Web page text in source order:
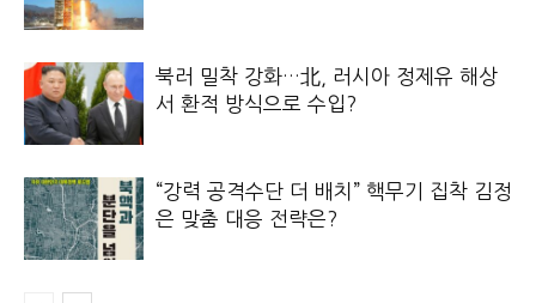
북러 밀착 강화…北, 러시아 정제유 해상
서 환적 방식으로 수입?
“강력 공격수단 더 배치” 핵무기 집착 김정
은 맞춤 대응 전략은?